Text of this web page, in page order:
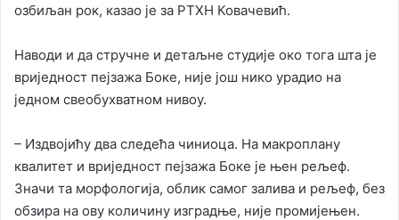
озбиљан рок, казао је за РТХН Ковачевић.
Наводи и да стручне и детаљне студије око тога шта је
вриједност пејзажа Боке, није још нико урадио на
једном свеобухватном нивоу.
– Издвојићу два следећа чиниоца. На макроплану
квалитет и вриједност пејзажа Боке је њен рељеф.
Значи та морфологија, облик самог залива и рељеф, без
обзира на ову количину изградње, није промијењен.